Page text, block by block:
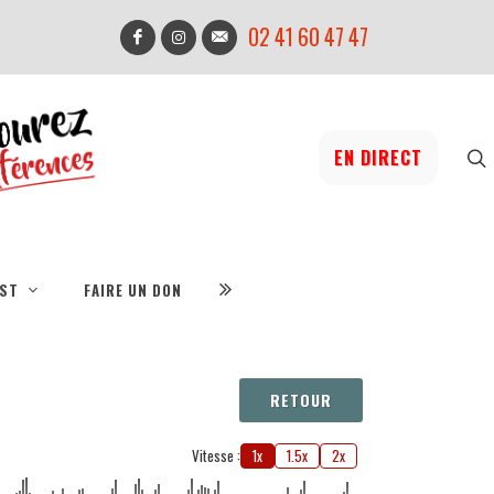
02 41 60 47 47
EN DIRECT
FAIRE UN DON
RETOUR
Vitesse : 1x 1.5x 2x